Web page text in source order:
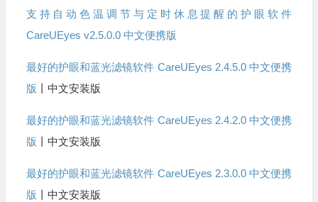
支持自动色温调节与定时休息提醒的护眼软件
CareUEyes v2.5.0.0 中文便携版
最好的护眼和蓝光滤镜软件 CareUEyes 2.4.5.0 中文便携
版 丨中文安装版
最好的护眼和蓝光滤镜软件 CareUEyes 2.4.2.0 中文便携
版 丨中文安装版
最好的护眼和蓝光滤镜软件 CareUEyes 2.3.0.0 中文便携
版 丨中文安装版